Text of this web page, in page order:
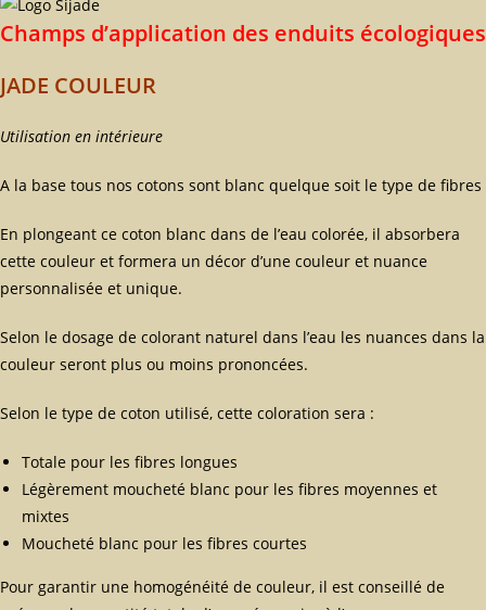
Champs d’application des enduits écologiques
JADE COULEUR
Utilisation en intérieure
A la base tous nos cotons sont blanc quelque soit le type de fibres
En plongeant ce coton blanc dans de l’eau colorée, il absorbera
cette couleur et formera un décor d’une couleur et nuance
personnalisée et unique.
Selon le dosage de colorant naturel dans l’eau les nuances dans la
couleur seront plus ou moins prononcées.
Selon le type de coton utilisé, cette coloration sera :
Totale pour les fibres longues
Légèrement moucheté blanc pour les fibres moyennes et
mixtes
Moucheté blanc pour les fibres courtes
Pour garantir une homogénéité de couleur, il est conseillé de